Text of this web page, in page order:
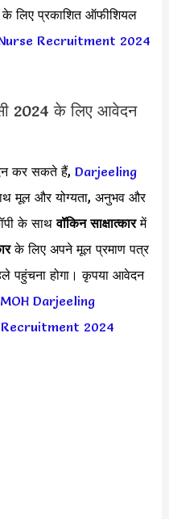
लिए प्रकाशित ऑफीशियल
Recruitment 2024
2024 के लिए आवेदन
कर सकते हैं, Darjeeling
मूल और योग्यता, अनुभव और
के साथवॉकिन साक्षात्कारमें
के लिए अपने मूल प्रमाण पत्र
पहुंचना होगा। कृपया आवेदन
Darjeeling
Recruitment 2024